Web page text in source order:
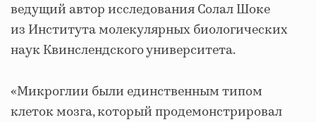
ведущий автор исследования Солал Шоке
из Института молекулярных биологических
наук Квинслендского университета.
«Микроглии были единственным типом
клеток мозга, который продемонстрировал